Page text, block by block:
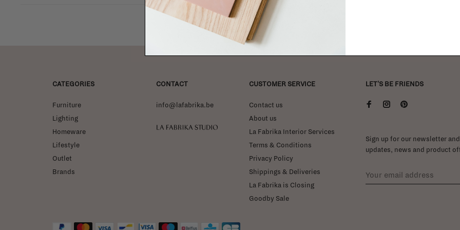
CATEGORIES
Furniture
Lighting
Homeware
Lifestyle
Outlet
Brands
CONTACT
info@lafabrika.be
La Fabrika Studio
CUSTOMER SERVICE
Contact us
About us
La Fabrika Interior Services
Terms & Conditions
Privacy Policy
Shippings & Deliveries
La Fabrika is Closing
Goodby Sale
LET'S BE FRIENDS
Sign up for our newsletter
updates, news and product